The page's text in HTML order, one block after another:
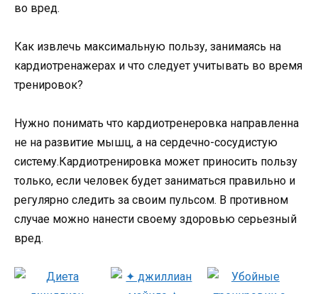
во вред.
Как извлечь максимальную пользу, занимаясь на
кардиотренажерах и что следует учитывать во время
тренировок?
Нужно понимать что кардиотренеровка направленна
не на развитие мышц, а на сердечно-сосудистую
систему.Кардиотренировка может приносить пользу
только, если человек будет заниматься правильно и
регулярно следить за своим пульсом. В противном
случае можно нанести своему здоровью серьезный
вред.